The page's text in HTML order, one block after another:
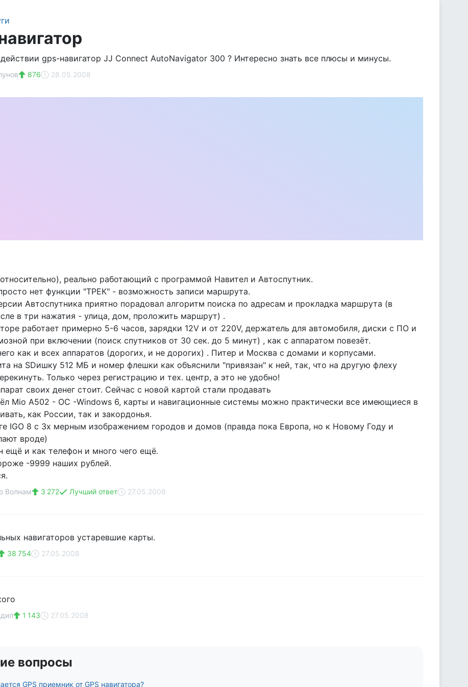
gps-навигатор JJ Connect AutoNavigator 300 ? Интересно знать все плюсы и минусы.
876 28.05.2008
реально работающий с программой Навител и Автоспутник.
нет функции "ТРЕК" - возможность записи маршрута.
Автоспутника приятно порадовал алгоритм поиска по адресам и прокладка маршрута (в
в три нажатия - улица, дом, проложить маршрут) .
работает примерно 5-6 часов, зарядки 12V и от 220V, держатель для автомобиля, диски с ПО и
при включении (поиск спутников от 30 сек. до 5 минут) , как с аппаратом повезёт.
как и всех аппаратов (дорогих, и не дорогих) . Питер и Москва с домами и корпусами.
на SDишку 512 МБ и номер флешки как объяснили "привязан" к ней, так, что на другую флеху
Только через регистрацию и тех. центр, а это не удобно!
своих денег стоит. Сейчас с новой картой стали продавать
Mio А502 - ОС -Windows 6, карты и навигационные системы можно практически все имеющиеся в
как России, так и закордонья.
IGO 8 с 3х мерным изображением городов и домов (правда пока Европа, но к Новому Году и
вроде)
ещё и как телефон и много чего ещё.
-9999 наших рублей.
Волнам 3 272 Лучший ответ 27.05.2008
навигаторов устаревшие карты.
38 754 27.05.2008
1 143 27.05.2008
вопросы
GPS приемник от GPS навигатора?